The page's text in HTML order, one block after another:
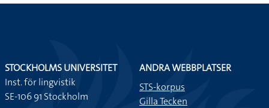
STOCKHOLMS UNIVERSITET
Inst. för lingvistik
SE-106 91 Stockholm
ANDRA WEBBPLATSER
STS-korpus
Gilla Tecken